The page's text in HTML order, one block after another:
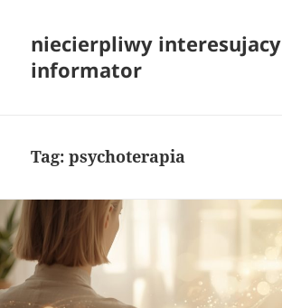
niecierpliwy interesujacy
informator
Tag:psychoterapia